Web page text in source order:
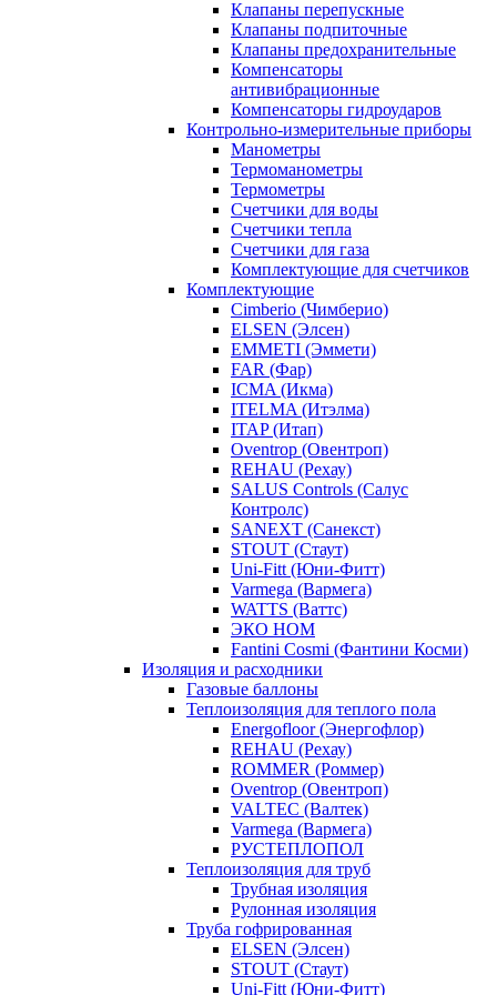
Клапаны перепускные
Клапаны подпиточные
Клапаны предохранительные
Компенсаторы
антивибрационные
Компенсаторы гидроударов
Контрольно-измерительные приборы
Манометры
Термоманометры
Термометры
Счетчики для воды
Счетчики тепла
Счетчики для газа
Комплектующие для счетчиков
Комплектующие
Cimberio (Чимберио)
ELSEN (Элсен)
EMMETI (Эммети)
FAR (Фар)
ICMA (Икма)
ITELMA (Итэлма)
ITAP (Итап)
Oventrop (Овентроп)
REHAU (Рехау)
SALUS Controls (Салус
Контролс)
SANEXT (Санекст)
STOUT (Стаут)
Uni-Fitt (Юни-Фитт)
Varmega (Вармега)
WATTS (Ваттс)
ЭКО НОМ
Fantini Cosmi (Фантини Косми)
Изоляция и расходники
Газовые баллоны
Теплоизоляция для теплого пола
Energofloor (Энергофлор)
REHAU (Рехау)
ROMMER (Роммер)
Oventrop (Овентроп)
VALTEC (Валтек)
Varmega (Вармега)
РУСТЕПЛОПОЛ
Теплоизоляция для труб
Трубная изоляция
Рулонная изоляция
Труба гофрированная
ELSEN (Элсен)
STOUT (Стаут)
Uni-Fitt (Юни-Фитт)